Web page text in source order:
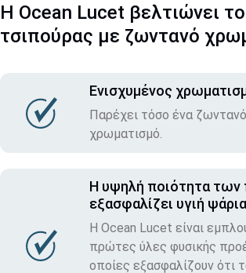
Η Ocean Lucet βελτιώνει
τσιπούρας με ζωντανό
Ενισχυμένος
Παρέχει τόσο ένα
χρωματισμό.
Η υψηλή ποιότητα
εξασφαλίζει υγιή ψάρια
Η Ocean Lucet είναι
πρώτες ύλες φυσικής
οποίες εξασφαλίζουν ότι